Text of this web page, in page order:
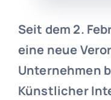
Seit dem 2.
eine neue
Unternehmen
Künstlicher